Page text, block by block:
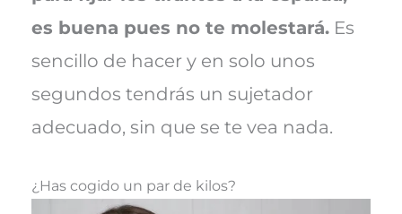
es buena pues no te molestará.Es
sencillo de hacer y en solo unos
segundos tendrás un sujetador
adecuado, sin que se te vea nada.
¿Has cogido un par de kilos?